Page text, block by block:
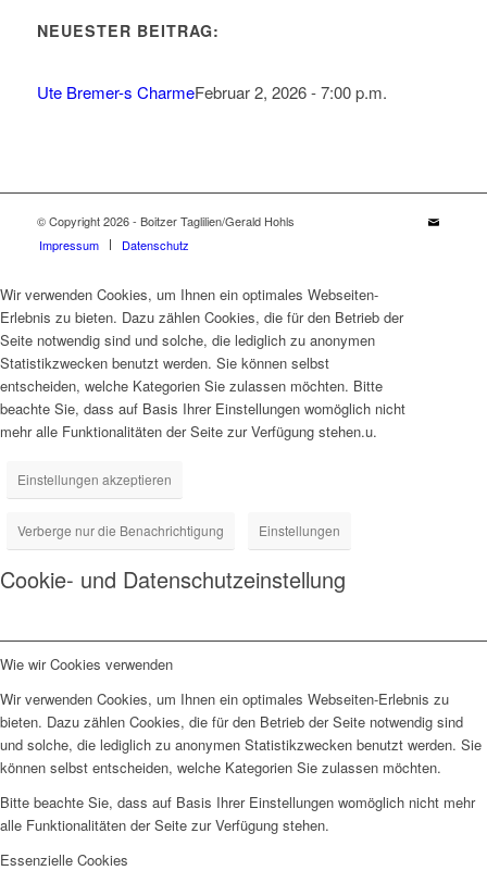
NEUESTER BEITRAG:
Ute Bremer-s CharmeFebruar 2, 2026 - 7:00 p.m.
© Copyright 2026 - Boitzer Taglilien/Gerald Hohls
Impressum
Datenschutz
Wir verwenden Cookies, um Ihnen ein optimales Webseiten-
Erlebnis zu bieten. Dazu zählen Cookies, die für den Betrieb der
Seite notwendig sind und solche, die lediglich zu anonymen
Statistikzwecken benutzt werden. Sie können selbst
entscheiden, welche Kategorien Sie zulassen möchten. Bitte
beachte Sie, dass auf Basis Ihrer Einstellungen womöglich nicht
mehr alle Funktionalitäten der Seite zur Verfügung stehen.u.
Einstellungen akzeptieren
Verberge nur die Benachrichtigung Einstellungen
Cookie- und Datenschutzeinstellung
Wie wir Cookies verwenden
Wir verwenden Cookies, um Ihnen ein optimales Webseiten-Erlebnis zu
bieten. Dazu zählen Cookies, die für den Betrieb der Seite notwendig sind
und solche, die lediglich zu anonymen Statistikzwecken benutzt werden. Sie
können selbst entscheiden, welche Kategorien Sie zulassen möchten.
Bitte beachte Sie, dass auf Basis Ihrer Einstellungen womöglich nicht mehr
alle Funktionalitäten der Seite zur Verfügung stehen.
Essenzielle Cookies